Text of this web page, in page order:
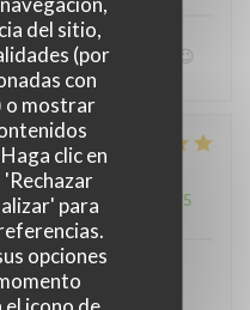
del sitio,
(por
con
o mostrar
clic en
para
opciones
Personnel au top😉
:5/5 Calidad / Precio /5